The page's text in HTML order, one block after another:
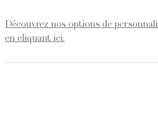
Découvrez nos options de
en cliquant ici.